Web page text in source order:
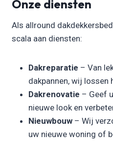
Onze diensten
Als allround
scala aan diensten:
Dakreparatie – Van
dakpannen, wij lossen
Dakrenovatie – Geef
nieuwe look en
Nieuwbouw – Wij
uw nieuwe woning of